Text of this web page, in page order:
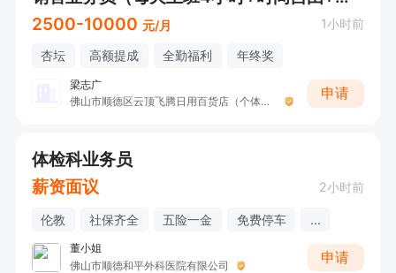
2500-10000 元/月 1小时前
杏坛 高额提成 全勤福利 年终奖
梁志广
佛山市顺德区云顶飞腾日用百货店（个体工商户）
申请
体检科业务员
薪资面议
2小时前
伦教 社保齐全 五险一金 免费停车 ...
董小姐
佛山市顺德和平外科医院有限公司
申请